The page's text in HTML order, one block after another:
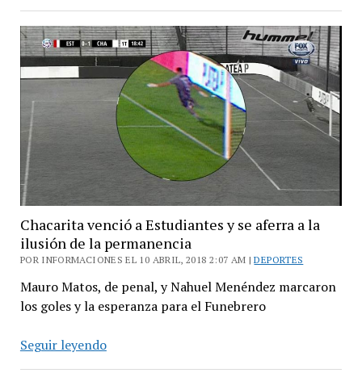
vencer
a
Colón
para
seguir
soñando
Chacarita venció a Estudiantes y se aferra a la
ilusión de la permanencia
POR INFORMACIONES EL 10 ABRIL, 2018 2:07 AM |DEPORTES
Mauro Matos, de penal, y Nahuel Menéndez marcaron
los goles y la esperanza para el Funebrero
Seguir leyendoChacarita